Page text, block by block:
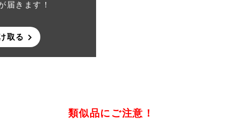
届きます！
取る
類似品にご注意！